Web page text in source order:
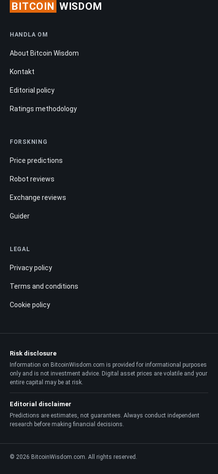
BITCOIN WISDOM
HANDLA OM
About Bitcoin Wisdom
Kontakt
Editorial policy
Ratings methodology
FORSKNING
Price predictions
Robot reviews
Exchange reviews
Guider
LEGAL
Privacy policy
Terms and conditions
Cookie policy
Risk disclosure
Information on BitcoinWisdom.com is provided for informational purposes
only and is not investment advice. Digital asset prices are volatile and your
entire capital may be at risk.
Editorial disclaimer
Predictions are estimates, not guarantees. Always conduct independent
research before making financial decisions.
© 2026 BitcoinWisdom.com. All rights reserved.